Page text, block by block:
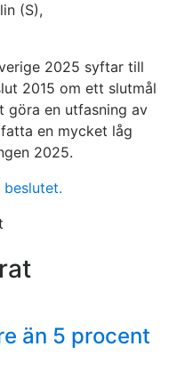
(S),
2025 syftar till
2015 om ett slutmål
göra en utfasning av
en mycket låg
2025.
än 5 procent